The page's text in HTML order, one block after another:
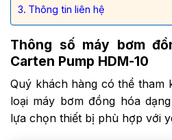
Thông tin liên hệ
Thông số máy bơm
Carten Pump HDM-10
Quý khách hàng có thể tham
loại máy bơm đồng hóa
lựa chọn thiết bị phù hợp với